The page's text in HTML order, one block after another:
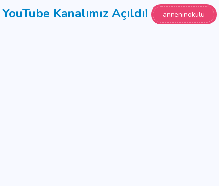
YouTube Kanalımız Açıldı! anneninokulu